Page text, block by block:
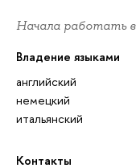
Начала работать
Владение языками
английский
немецкий
итальянский
Контакты